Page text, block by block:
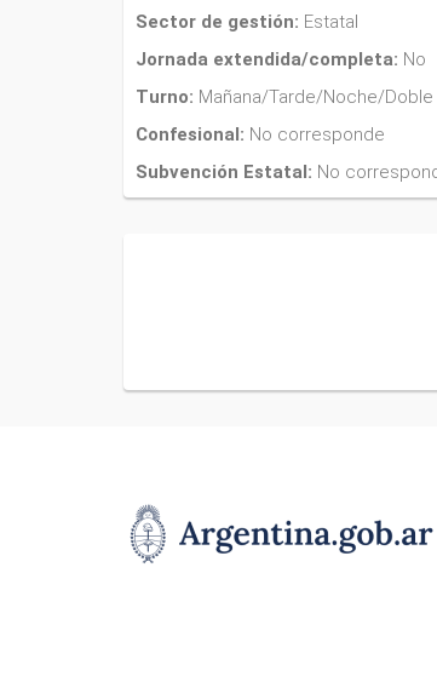
Sector de gestión: Estatal
Jornada extendida/completa: No
Turno: Mañana/Tarde/Noche/Doble
Confesional: No corresponde
Subvención Estatal: No